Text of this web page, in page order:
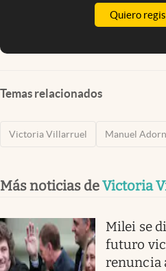
Quiero
Temas relacionados
Victoria Villarruel Manuel
Más noticias deVictoria
Milei se
futuro
renuncia